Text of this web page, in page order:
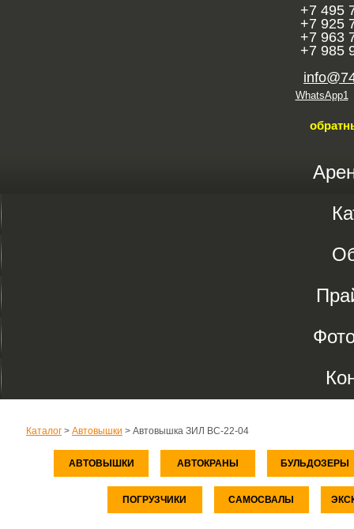
+7 495
+7 925
+7 963
+7 985
WhatsApp1
Каталог > Автовышки > Автовышка ЗИЛ ВС-22-04
АВТОВЫШКИ АВТОКРАНЫ БУЛЬДОЗЕРЫ
ПОГРУЗЧИКИ САМОСВАЛЫ